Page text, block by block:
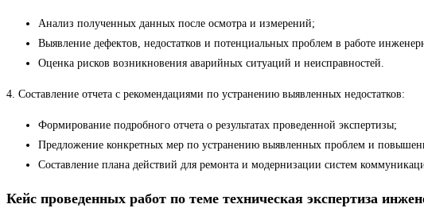
Анализ полученных данных после осмотра и измерений;
Выявление дефектов, недостатков и потенциальных проблем в работе
Оценка рисков возникновения аварийных ситуаций и неисправностей.
4. Составление отчета с рекомендациями по устранению выявленных недостатков:
Формирование подробного отчета о результатах проведенной экспертизы;
Предложение конкретных мер по устранению выявленных проблем и
Составление плана действий для ремонта и модернизации систем
Кейс проведенных работ по теме техническая экспертиза